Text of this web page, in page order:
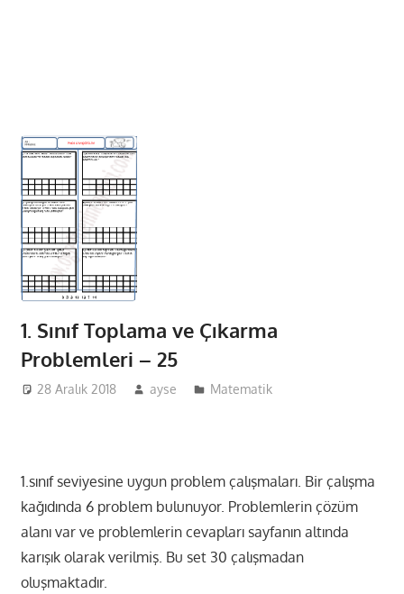
1. Sınıf Toplama ve Çıkarma
Problemleri – 25
28 Aralık 2018 ayse Matematik
1.sınıf seviyesine uygun problem çalışmaları. Bir çalışma
kağıdında 6 problem bulunuyor. Problemlerin çözüm
alanı var ve problemlerin cevapları sayfanın altında
karışık olarak verilmiş. Bu set 30 çalışmadan
oluşmaktadır.